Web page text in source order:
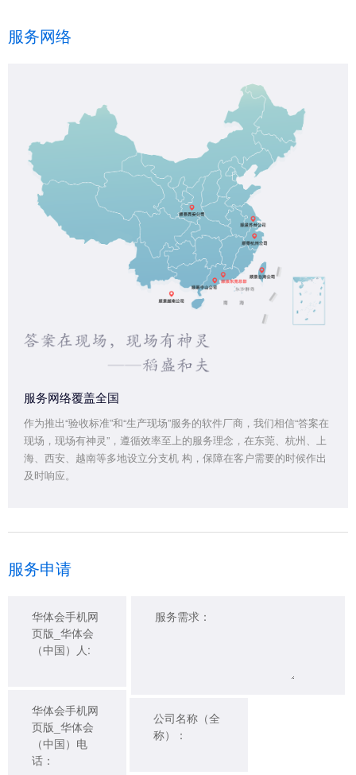
服务网络
服务网络覆盖全国
作为推出“验收标准”和“生产现场”服务的软件厂商，我们相信“答案在
现场，现场有神灵”，遵循效率至上的服务理念，在东莞、杭州、上
海、西安、越南等多地设立分支机 构，保障在客户需要的时候作出
及时响应。
服务申请
华体会手机网
页版_华体会
（中国）人:
服务需求：
华体会手机网
页版_华体会
（中国）电
话：
公司名称（全
称）：